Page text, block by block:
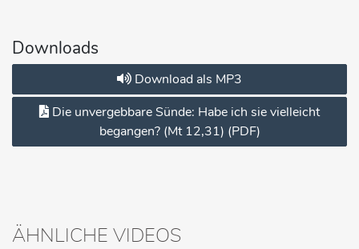
Downloads
Download als MP3
Die unvergebbare Sünde: Habe ich sie vielleicht
begangen? (Mt 12,31) (PDF)
ÄHNLICHE VIDEOS